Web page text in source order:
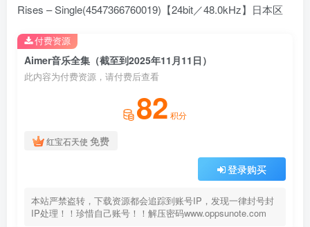
Rises – Single(4547366760019)【24bit／48.0kHz】日本区
Aimer音乐全集（截至到2025年11月11日）
此内容为付费资源，请付费后查看
82 积分
红宝石天使 免费
登录购买
本站严禁盗转，下载资源都会追踪到账号IP，发现一律封号封
IP处理！！珍惜自己账号！！解压密码www.oppsunote.com
付费资源